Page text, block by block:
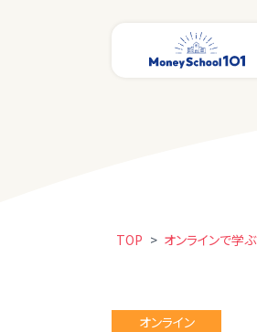
TOP > オンラインで学ぶ
オンライン